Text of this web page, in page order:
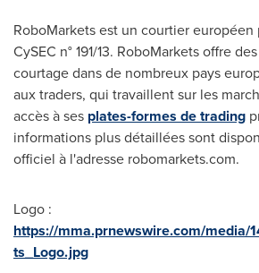
RoboMarkets est un courtier
CySEC n° 191/13. RoboMarkets offre
courtage dans de nombreux pays
aux traders, qui travaillent sur les
accès à ses plates-formes de trading
informations plus détaillées sont
officiel à l'adresse robomarkets.com.
Logo :
https://mma.prnewswire.com/media/
ts_Logo.jpg